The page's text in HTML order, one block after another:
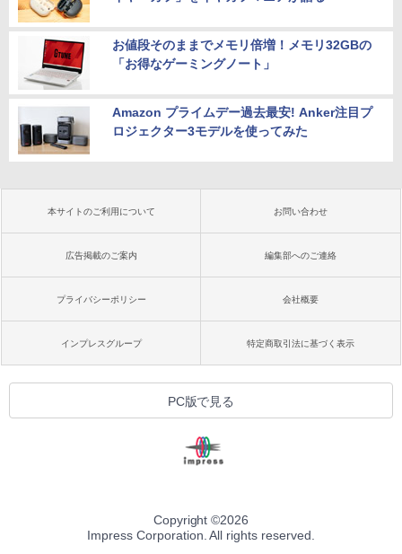
お値段そのままでメモリ倍増！メモリ32GBの
「お得なゲーミングノート」
Amazon プライムデー過去最安! Anker注目プ
ロジェクター3モデルを使ってみた
本サイトのご利用について お問い合わせ
広告掲載のご案内 編集部へのご連絡
プライバシーポリシー 会社概要
インプレスグループ 特定商取引法に基づく表示
PC版で見る
Copyright ©2026
Impress Corporation. All rights reserved.